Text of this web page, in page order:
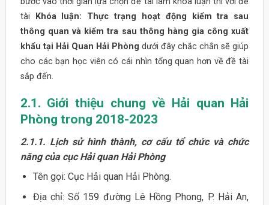
tài
Khóa luận: Thực trạng hoạt động kiểm tra sau
thông quan và kiểm tra sau thông hàng gia công xuất
khẩu tại Hải Quan Hải Phòngdưới đây chắc chắn sẽ giúp
cho các bạn học viên có cái nhìn tổng quan hơn về đề tài
sắp đến.
2.1. Giới thiệu chung về Hải quan Hải
Phòng trong 2018-2023
2.1.1. Lịch sử hình thành, cơ cấu tổ chức và chức
năng của cục Hải quan Hải Phòng
Tên gọi: Cục Hải quan Hải Phòng.
Địa chỉ: Số 159 đường Lê Hồng Phong, P. Hải An,